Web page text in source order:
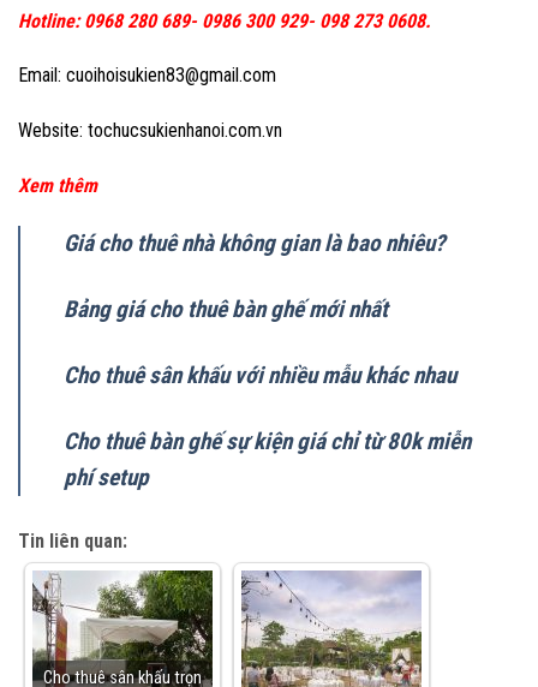
Hotline: 0968 280 689- 0986 300 929- 098 273 0608.
Email: cuoihoisukien83@gmail.com
Website: tochucsukienhanoi.com.vn
Xem thêm
Giá cho thuê nhà không gian là bao nhiêu?
Bảng giá cho thuê bàn ghế mới nhất
Cho thuê sân khấu với nhiều mẫu khác nhau
Cho thuê bàn ghế sự kiện giá chỉ từ 80k miễn
phí setup
Tin liên quan:
Cho thuê sân khấu trọn